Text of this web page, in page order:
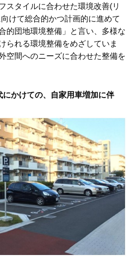
スタイルに合わせた環境改善(リ
けて総合的かつ計画的に進めて
的団地環境整備」と言い、多様な
られる環境整備をめざしていま
空間へのニーズに合わせた整備を
かけての、自家用車増加に伴